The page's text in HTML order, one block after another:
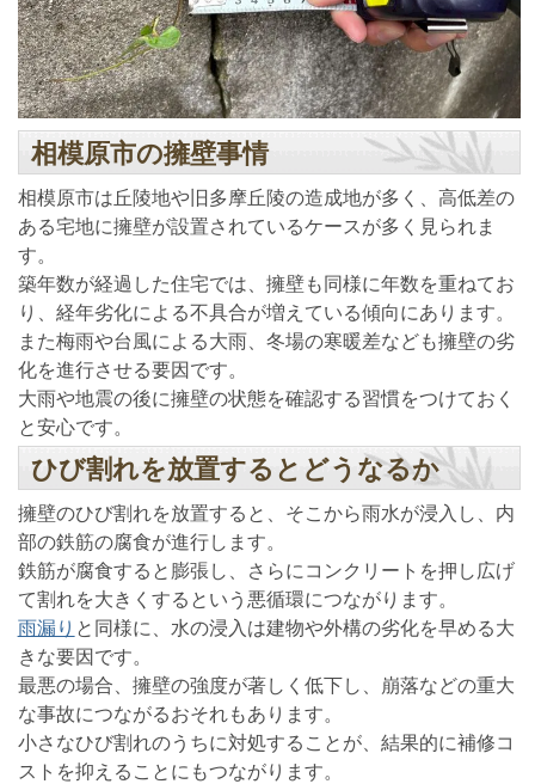
相模原市の擁壁事情
相模原市は丘陵地や旧多摩丘陵の造成地が多く、高低差の
ある宅地に擁壁が設置されているケースが多く見られま
す。
築年数が経過した住宅では、擁壁も同様に年数を重ねてお
り、経年劣化による不具合が増えている傾向にあります。
また梅雨や台風による大雨、冬場の寒暖差なども擁壁の劣
化を進行させる要因です。
大雨や地震の後に擁壁の状態を確認する習慣をつけておく
と安心です。
ひび割れを放置するとどうなるか
擁壁のひび割れを放置すると、そこから雨水が浸入し、内
部の鉄筋の腐食が進行します。
鉄筋が腐食すると膨張し、さらにコンクリートを押し広げ
て割れを大きくするという悪循環につながります。
雨漏り と同様に、水の浸入は建物や外構の劣化を早める大
きな要因です。
最悪の場合、擁壁の強度が著しく低下し、崩落などの重大
な事故につながるおそれもあります。
小さなひび割れのうちに対処することが、結果的に補修コ
ストを抑えることにもつながります。